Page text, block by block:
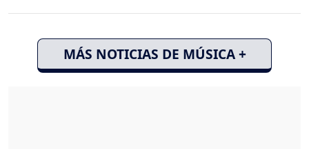
MÁS NOTICIAS DE MÚSICA +